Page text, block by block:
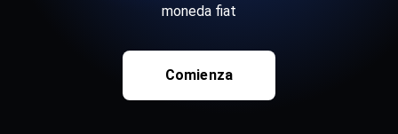
moneda fiat
Comienza